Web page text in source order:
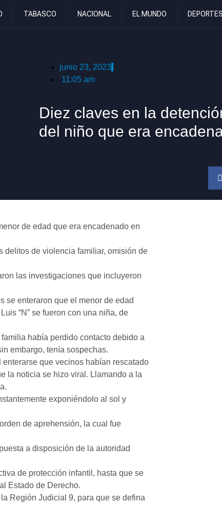
TABASCO NACIONAL EL MUNDO DEPORTES
junio 23, 2023
11:05 am
Diez claves en la
del niño que era
de edad que era encadenado en
delitos de violencia familiar, omisión de
las investigaciones que incluyeron
se enteraron que el menor de edad
“N” se fueron con una niña, de
había perdido contacto debido a
embargo, tenía sospechas.
que vecinos habían rescatado
la noticia se hizo viral. Llamando a la
exponiéndolo al sol y
de aprehensión, la cual fue
a disposición de la autoridad
de protección infantil, hasta que se
Estado de Derecho.
Región Judicial 9, para que se defina